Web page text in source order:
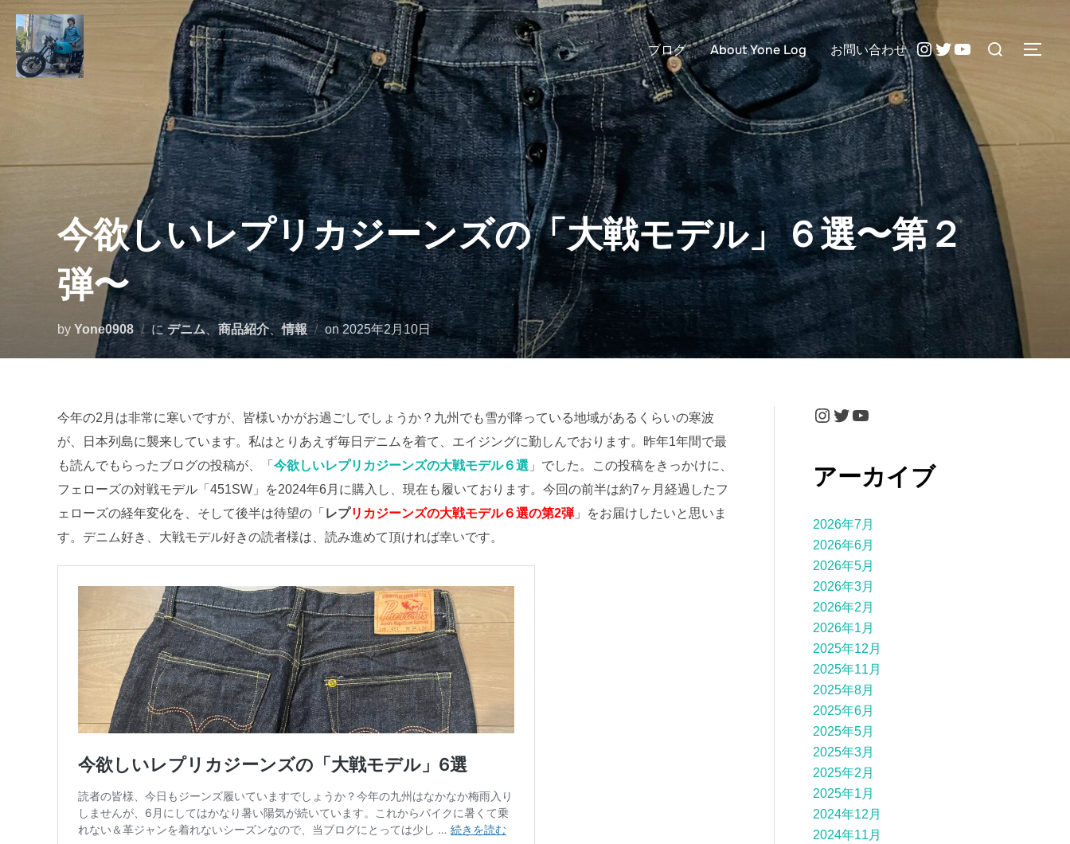
キ
ブログ About Yone Log お問い合わせ Instagram
Twitter
YouTube
検
サイ
今欲しいレプリカジーンズの「大戦モデル」６選〜第２
弾〜
by Yone0908 にデニム、商品紹介、情報 on投
稿
2025年2月10日
今年の2月は非常に寒いですが、皆様いかがお過ごしでしょうか？九州でも雪が降っている地域があるくらいの寒波
が、日本列島に襲来しています。私はとりあえず毎日デニムを着て、エイジングに勤しんでおります。昨年1年間で最
も読んでもらったブログの投稿が、「 今欲しいレプリカジーンズの大戦モデル６選 」でした。この投稿をきっかけに、
フェローズの対戦モデル「451SW」を2024年6月に購入し、現在も履いております。今回の前半は約7ヶ月経過したフ
ェローズの経年変化を、そして後半は待望の「 レプリカジーンズの大戦モデル６選の第2弾」をお届けしたいと思いま
す。デニム好き、大戦モデル好きの読者様は、読み進めて頂ければ幸いです。
Instagram
Twitter
YouTube
アーカイブ
2026年7月
2026年6月
2026年5月
2026年3月
2026年2月
2026年1月
2025年12月
2025年11月
2025年8月
2025年6月
2025年5月
2025年3月
2025年2月
2025年1月
2024年12月
2024年11月